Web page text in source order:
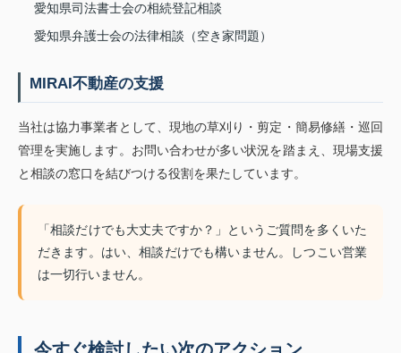
愛知県司法書士会の相続登記相談
愛知県弁護士会の法律相談（空き家問題）
MIRAI不動産の支援
当社は協力事業者として、現地の草刈り・剪定・簡易修繕・巡回
管理を実施します。お問い合わせが多い状況を踏まえ、現場支援
と相談の窓口を結びつける役割を果たしています。
「相談だけでも大丈夫ですか？」というご質問を多くいた
だきます。はい、相談だけでも構いません。しつこい営業
は一切行いません。